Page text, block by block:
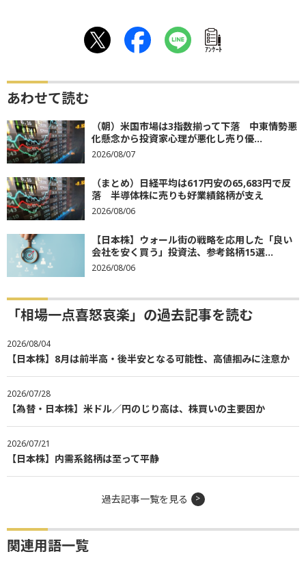
ｱﾝｹｰﾄ
あわせて読む
（朝）米国市場は3指数揃って下落 中東情勢悪
化懸念から投資家心理が悪化し売り優...
2026/08/07
（まとめ）日経平均は617円安の65,683円で反
落 半導体株に売りも好業績銘柄が支え
2026/08/06
【日本株】ウォール街の戦略を応用した「良い
会社を安く買う」投資法、参考銘柄15選...
2026/08/06
「相場一点喜怒哀楽」の過去記事を読む
2026/08/04
【日本株】8月は前半高・後半安となる可能性、高値掴みに注意か
2026/07/28
【為替・日本株】米ドル／円のじり高は、株買いの主要因か
2026/07/21
【日本株】内需系銘柄は至って平静
過去記事一覧を見る
関連用語一覧